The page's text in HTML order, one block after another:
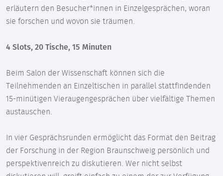
erläutern den Besucher*innen in Einzelgesprächen, woran
sie forschen und wovon sie träumen.
4 Slots, 20 Tische, 15 Minuten
Beim Salon der Wissenschaft können sich die
Teilnehmenden an Einzeltischen in parallel stattfindenden
15-minütigen Vieraugengesprächen über vielfältige Themen
austauschen.
In vier Gesprächsrunden ermöglicht das Format den Beitrag
der Forschung in der Region Braunschweig persönlich und
perspektivenreich zu diskutieren. Wer nicht selbst